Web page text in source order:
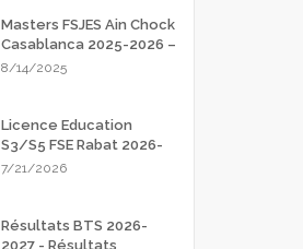
Masters FSJES Ain Chock
Casablanca 2025-2026 –
Guide Complet des
8/14/2025
Licence Education
S3/S5 FSE Rabat 2026-
2027
7/21/2026
Résultats BTS 2026-
2027 - Résultats